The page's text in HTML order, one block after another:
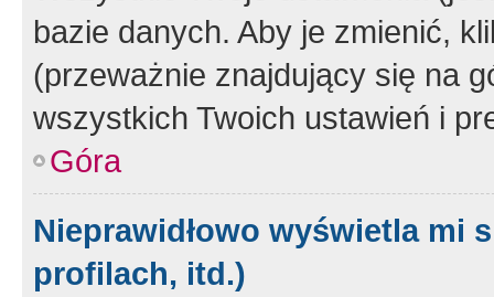
bazie danych. Aby je zmienić,
(przeważnie znajdujący się na
wszystkich Twoich ustawień i
Góra
Nieprawidłowo wyświetla mi
profilach, itd.)